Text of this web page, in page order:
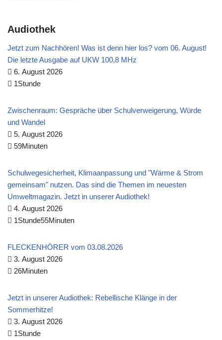
Audiothek
Jetzt zum Nachhören! Was ist denn hier los? vom 06. August!
Die letzte Ausgabe auf UKW 100,8 MHz
6. August 2026
1Stunde
Zwischenraum: Gespräche über Schulverweigerung, Würde
und Wandel
5. August 2026
59Minuten
Schulwegesicherheit, Klimaanpassung und "Wärme & Strom
gemeinsam" nutzen. Das sind die Themen im neuesten
Umweltmagazin. Jetzt in unserer Audiothek!
4. August 2026
1Stunde55Minuten
FLECKENHÖRER vom 03.08.2026
3. August 2026
26Minuten
Jetzt in unserer Audiothek: Rebellische Klänge in der
Sommerhitze!
3. August 2026
1Stunde